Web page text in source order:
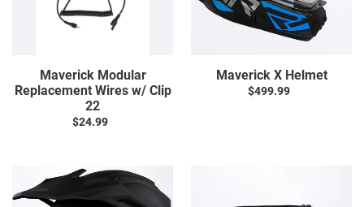
22
Maverick Modular
Replacement Wires w/ Clip
22
Prix
$24.99
Maverick X Helmet
Prix
$499.99
Maverick